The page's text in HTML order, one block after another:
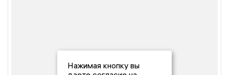
Нажимая кнопку вы